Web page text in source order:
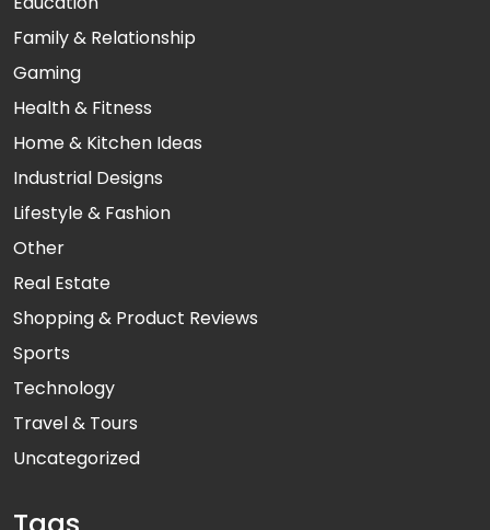
Family & Relationship
Gaming
Health & Fitness
Home & Kitchen Ideas
Industrial Designs
Lifestyle & Fashion
Other
Real Estate
Shopping & Product Reviews
Sports
Technology
Travel & Tours
Uncategorized